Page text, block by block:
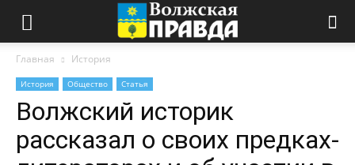
Главная История
История Общество Статья
Волжский историк
рассказал о своих предках-